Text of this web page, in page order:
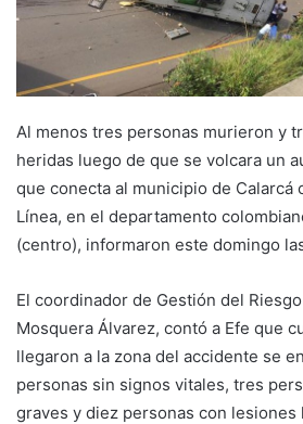
Al menos tres personas murieron y
heridas luego de que se volcara un
que conecta al municipio de Calarcá
Línea, en el departamento
(centro), informaron este domingo
El coordinador de Gestión del
Mosquera Álvarez, contó a Efe que
llegaron a la zona del accidente se
personas sin signos vitales, tres
graves y diez personas con lesiones